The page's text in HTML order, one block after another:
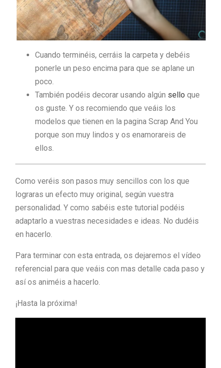
Cuando terminéis, cerráis la carpeta y debéis
ponerle un peso encima para que se aplane un
poco.
También podéis decorar usando algún sello que
os guste. Y os recomiendo que veáis los
modelos que tienen en la pagina Scrap And You
porque son muy lindos y os enamorareis de
ellos.
Como veréis son pasos muy sencillos con los que
lograras un efecto muy original, según vuestra
personalidad. Y como sabéis este tutorial podéis
adaptarlo a vuestras necesidades e ideas. No dudéis
en hacerlo.
Para terminar con esta entrada, os dejaremos el vídeo
referencial para que veáis con mas detalle cada paso y
así os animéis a hacerlo.
¡Hasta la próxima!